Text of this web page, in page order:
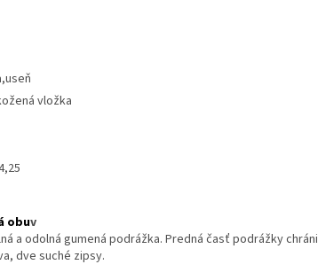
vložka
obuv
a odolná gumená podrážka. Predná časť podrážky chráni
dve suché zipsy.